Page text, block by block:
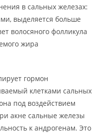
в сальных железах:
выделяется больше
волосяного фолликула
жира
гормон
клетками сальных
под воздействием
акне сальные железы
к андрогенам. Это